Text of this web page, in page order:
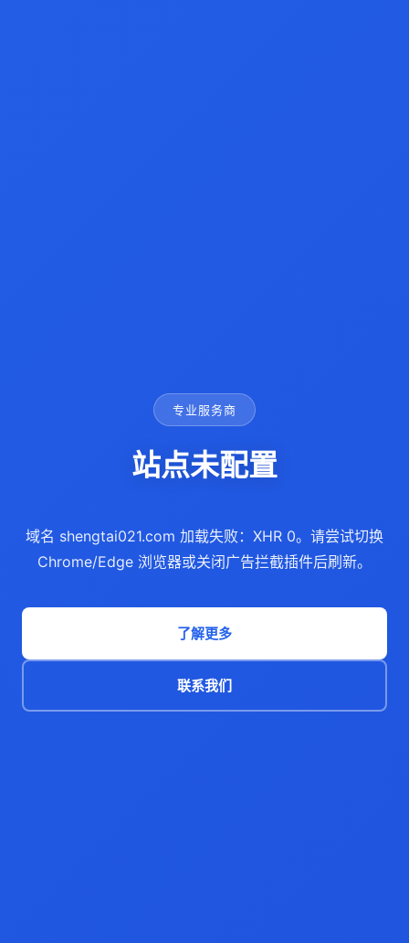
专业服务商
站点未配置
域名 shengtai021.com 加载失败：XHR 0。请尝试切换
Chrome/Edge 浏览器或关闭广告拦截插件后刷新。
了解更多
联系我们